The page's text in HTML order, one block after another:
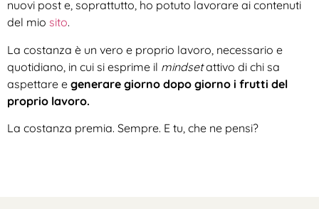
nuovi post e, soprattutto, ho potuto lavorare ai contenuti
del mio sito.
La costanza è un vero e proprio lavoro, necessario e
quotidiano, in cui si esprime il mindsetattivo di chi sa
aspettare e generare giorno dopo giorno i frutti del
proprio lavoro.
La costanza premia. Sempre. E tu, che ne pensi?